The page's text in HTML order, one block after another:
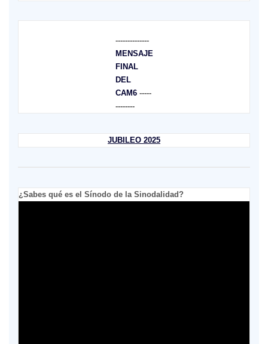
--------------
MENSAJE
FINAL
DEL
CAM6-----
--------
JUBILEO 2025
¿Sabes qué es el Sínodo de la Sinodalidad?